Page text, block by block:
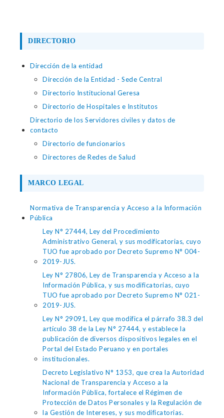
DIRECTORIO
Dirección de la entidad
Dirección de la Entidad - Sede Central
Directorio Institucional Geresa
Directorio de Hospitales e Institutos
Directorio de los Servidores civiles y datos de
contacto
Directorio de funcionarios
Directores de Redes de Salud
MARCO LEGAL
Normativa de Transparencia y Acceso a la Información
Pública
Ley N° 27444, Ley del Procedimiento
Administrativo General, y sus modificatorias, cuyo
TUO fue aprobado por Decreto Supremo N° 004-
2019-JUS.
Ley N° 27806, Ley de Transparencia y Acceso a la
Información Pública, y sus modificatorias, cuyo
TUO fue aprobado por Decreto Supremo N° 021-
2019-JUS.
Ley N° 29091, Ley que modifica el párrafo 38.3 del
artículo 38 de la Ley N° 27444, y establece la
publicación de diversos dispositivos legales en el
Portal del Estado Peruano y en portales
institucionales.
Decreto Legislativo N° 1353, que crea la Autoridad
Nacional de Transparencia y Acceso a la
Información Pública, fortalece el Régimen de
Protección de Datos Personales y la Regulación de
la Gestión de Intereses, y sus modificatorias.